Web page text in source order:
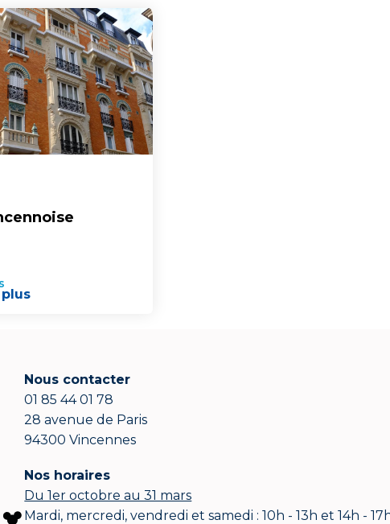
plus
Nous contacter
01 85 44 01 78
28 avenue de Paris
94300 Vincennes
Nos horaires
Du 1er octobre au 31 mars
Mardi, mercredi, vendredi et samedi : 10h - 13h et 14h -